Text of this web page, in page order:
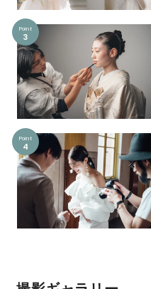
Point
3
Point
4